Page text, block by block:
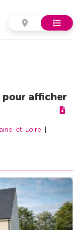
pour afficher
et-Loire